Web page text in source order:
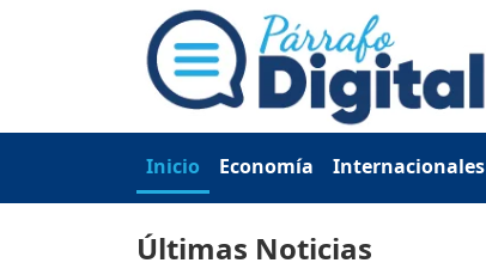
Inicio Economía Internacionales
Últimas Noticias